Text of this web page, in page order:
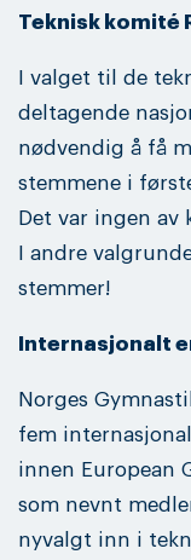
Teknisk komité
I valget til de
deltagende
nødvendig å få
stemmene i
Det var ingen av
I andre
stemmer!
Internasjonalt
Norges
fem
innen European
som nevnt
nyvalgt inn i